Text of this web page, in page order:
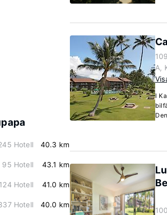
Hotell 40.3 km
95 Hotell 43.1 km
124 Hotell 41.0 km
Hotell 40.0 km
A,
I